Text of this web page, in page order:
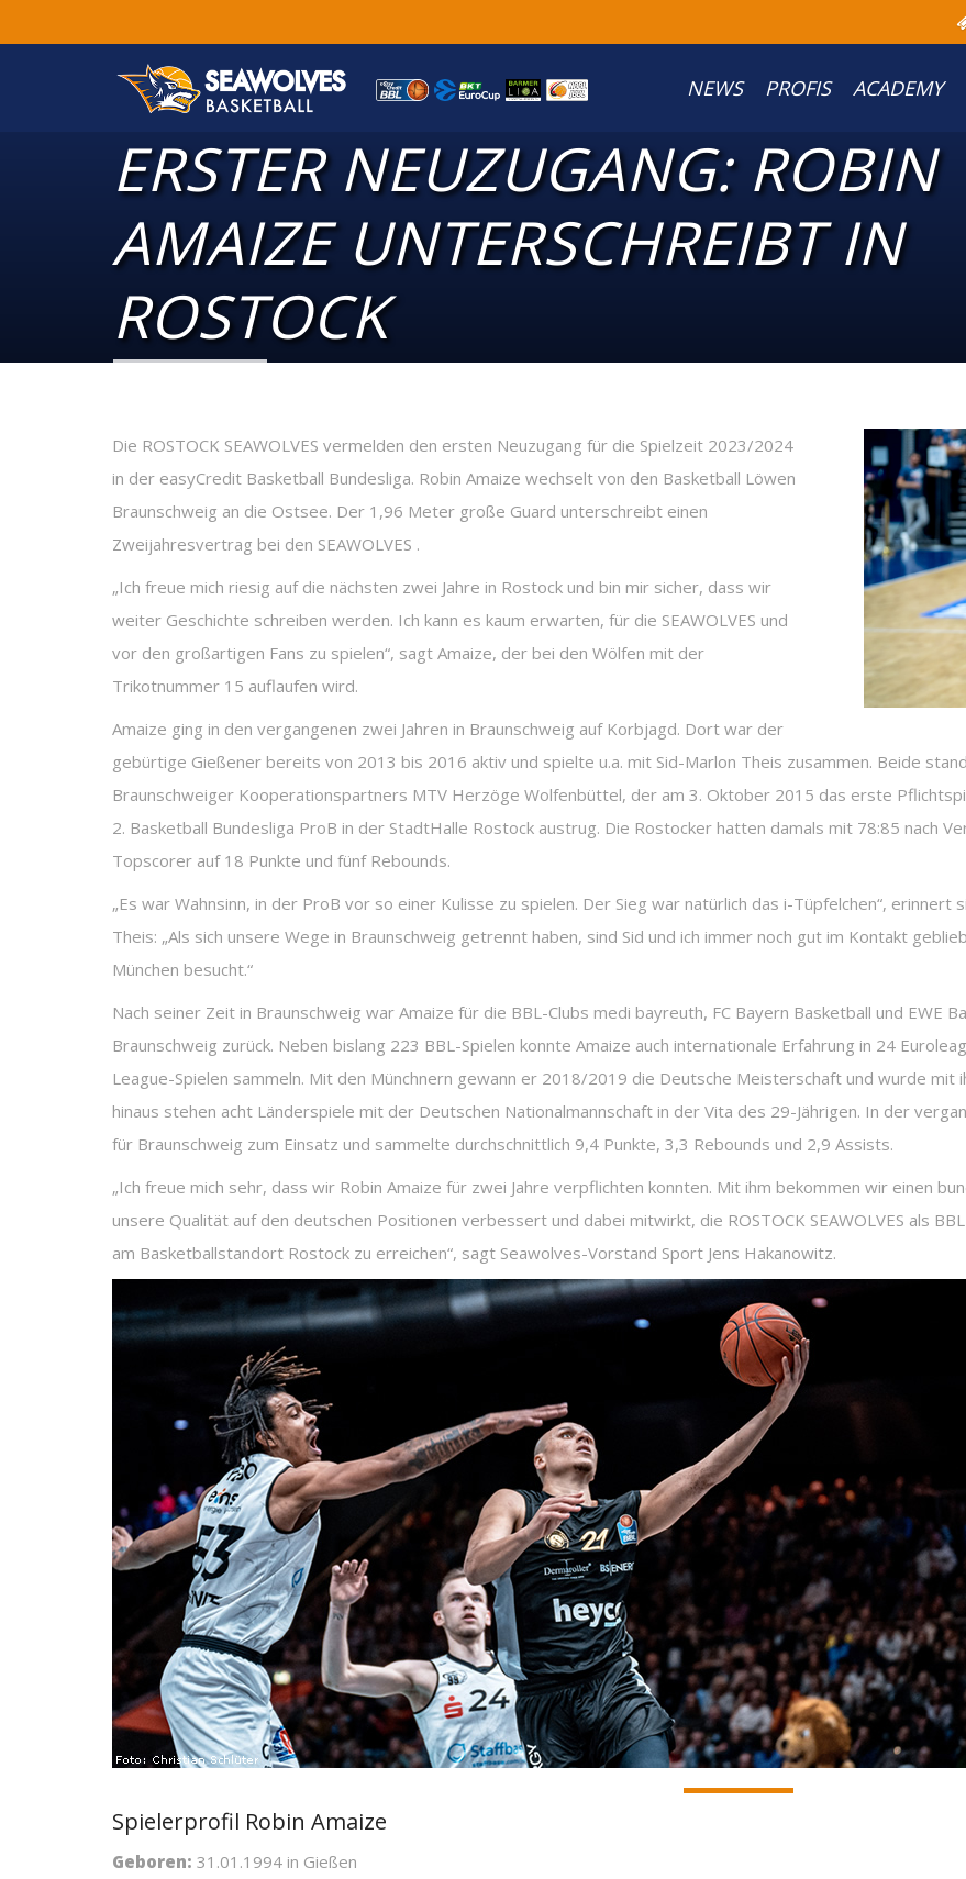
NEWS PROFIS ACADEMY
ERSTER NEUZUGANG: ROBIN
AMAIZE UNTERSCHREIBT IN
ROSTOCK
Die ROSTOCK SEAWOLVES vermelden den ersten Neuzugang für die Spielzeit 2023/2024
in der easyCredit Basketball Bundesliga. Robin Amaize wechselt von den Basketball Löwen
Braunschweig an die Ostsee. Der 1,96 Meter große Guard unterschreibt einen
Zweijahresvertrag bei den SEAWOLVES .
„Ich freue mich riesig auf die nächsten zwei Jahre in Rostock und bin mir sicher, dass wir
weiter Geschichte schreiben werden. Ich kann es kaum erwarten, für die SEAWOLVES und
vor den großartigen Fans zu spielen“, sagt Amaize, der bei den Wölfen mit der
Trikotnummer 15 auflaufen wird.
Amaize ging in den vergangenen zwei Jahren in Braunschweig auf Korbjagd. Dort war der
gebürtige Gießener bereits von 2013 bis 2016 aktiv und spielte u.a. mit Sid-Marlon Theis zusammen. Beide
Braunschweiger Kooperationspartners MTV Herzöge Wolfenbüttel, der am 3. Oktober 2015 das erste
2. Basketball Bundesliga ProB in der StadtHalle Rostock austrug. Die Rostocker hatten damals mit 78:85 nach
Topscorer auf 18 Punkte und fünf Rebounds.
„Es war Wahnsinn, in der ProB vor so einer Kulisse zu spielen. Der Sieg war natürlich das i-Tüpfelchen“, erinnert
Theis: „Als sich unsere Wege in Braunschweig getrennt haben, sind Sid und ich immer noch gut im Kontakt
München besucht.“
Nach seiner Zeit in Braunschweig war Amaize für die BBL-Clubs medi bayreuth, FC Bayern Basketball und EWE
Braunschweig zurück. Neben bislang 223 BBL-Spielen konnte Amaize auch internationale Erfahrung in 24
League-Spielen sammeln. Mit den Münchnern gewann er 2018/2019 die Deutsche Meisterschaft und wurde mit
hinaus stehen acht Länderspiele mit der Deutschen Nationalmannschaft in der Vita des 29-Jährigen. In der
für Braunschweig zum Einsatz und sammelte durchschnittlich 9,4 Punkte, 3,3 Rebounds und 2,9 Assists.
„Ich freue mich sehr, dass wir Robin Amaize für zwei Jahre verpflichten konnten. Mit ihm bekommen wir einen
unsere Qualität auf den deutschen Positionen verbessert und dabei mitwirkt, die ROSTOCK SEAWOLVES als
am Basketballstandort Rostock zu erreichen“, sagt Seawolves-Vorstand Sport Jens Hakanowitz.
Spielerprofil Robin Amaize
Geboren: 31.01.1994 in Gießen